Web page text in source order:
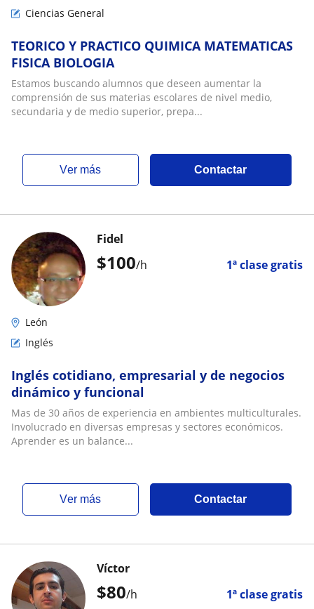
Ciencias General
TEORICO Y PRACTICO QUIMICA MATEMATICAS
FISICA BIOLOGIA
Estamos buscando alumnos que deseen aumentar la
comprensión de sus materias escolares de nivel medio,
secundaria y de medio superior, prepa...
ver más Contactar
$100/h 1ª clase gratis
Fidel
León
Inglés
Inglés cotidiano, empresarial y de negocios
dinámico y funcional
Mas de 30 años de experiencia en ambientes multiculturales.
Involucrado en diversas empresas y sectores económicos.
Aprender es un balance...
ver más Contactar
$80/h 1ª clase gratis
Víctor